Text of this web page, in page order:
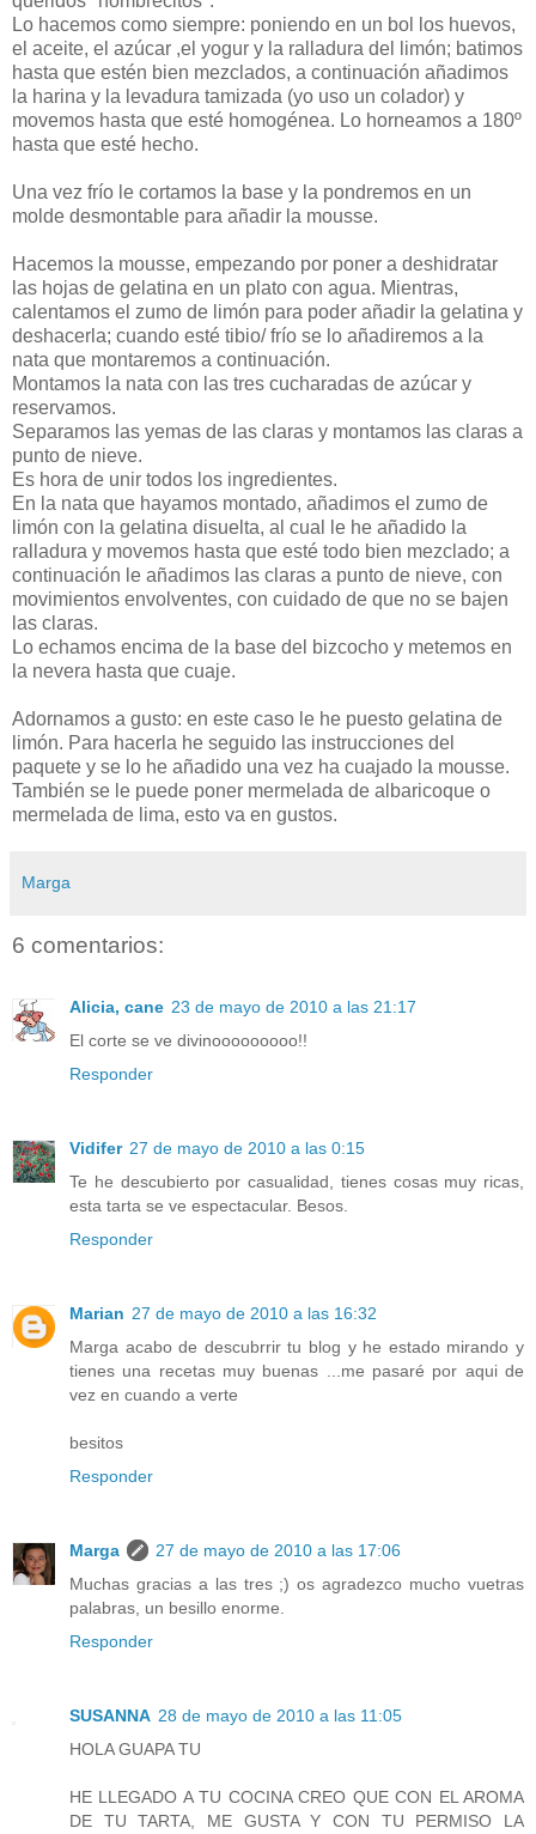
Lo hacemos como siempre: poniendo en un bol los huevos,
el aceite, el azúcar ,el yogur y la ralladura del limón; batimos
hasta que estén bien mezclados, a continuación añadimos
la harina y la levadura tamizada (yo uso un colador) y
movemos hasta que esté homogénea. Lo horneamos a 180º
hasta que esté hecho.
Una vez frío le cortamos la base y la pondremos en un
molde desmontable para añadir la mousse.
Hacemos la mousse, empezando por poner a deshidratar
las hojas de gelatina en un plato con agua. Mientras,
calentamos el zumo de limón para poder añadir la gelatina y
deshacerla; cuando esté tibio/ frío se lo añadiremos a la
nata que montaremos a continuación.
Montamos la nata con las tres cucharadas de azúcar y
reservamos.
Separamos las yemas de las claras y montamos las claras a
punto de nieve.
Es hora de unir todos los ingredientes.
En la nata que hayamos montado, añadimos el zumo de
limón con la gelatina disuelta, al cual le he añadido la
ralladura y movemos hasta que esté todo bien mezclado; a
continuación le añadimos las claras a punto de nieve, con
movimientos envolventes, con cuidado de que no se bajen
las claras.
Lo echamos encima de la base del bizcocho y metemos en
la nevera hasta que cuaje.
Adornamos a gusto: en este caso le he puesto gelatina de
limón. Para hacerla he seguido las instrucciones del
paquete y se lo he añadido una vez ha cuajado la mousse.
También se le puede poner mermelada de albaricoque o
mermelada de lima, esto va en gustos.
Marga
6 comentarios:
Alicia, cane 23 de mayo de 2010 a las 21:17
El corte se ve divinooooooooo!!
Responder
Vidifer 27 de mayo de 2010 a las 0:15
Te he descubierto por casualidad, tienes cosas muy ricas,
esta tarta se ve espectacular. Besos.
Responder
Marian 27 de mayo de 2010 a las 16:32
Marga acabo de descubrrir tu blog y he estado mirando y
tienes una recetas muy buenas ...me pasaré por aqui de
vez en cuando a verte
besitos
Responder
Marga
27 de mayo de 2010 a las 17:06
Muchas gracias a las tres ;) os agradezco mucho vuetras
palabras, un besillo enorme.
Responder
SUSANNA 28 de mayo de 2010 a las 11:05
HOLA GUAPA TU
HE LLEGADO A TU COCINA CREO QUE CON EL AROMA
DE TU TARTA, ME GUSTA Y CON TU PERMISO LA